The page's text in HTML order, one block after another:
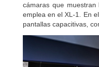
cámaras que
emplea en el XL-1. En
pantallas capacitivas,